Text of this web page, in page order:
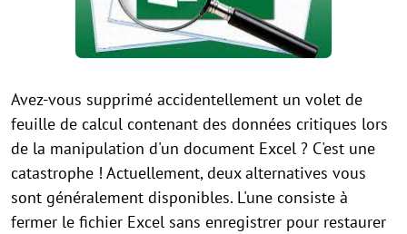
Avez-vous supprimé accidentellement un volet de
feuille de calcul contenant des données critiques lors
de la manipulation d'un document Excel ? C'est une
catastrophe ! Actuellement, deux alternatives vous
sont généralement disponibles. L'une consiste à
fermer le fichier Excel sans enregistrer pour restaurer